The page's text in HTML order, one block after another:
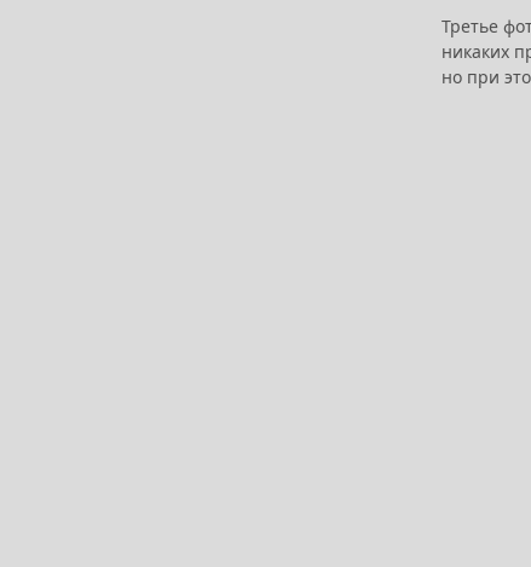
Третье
никаких
но при